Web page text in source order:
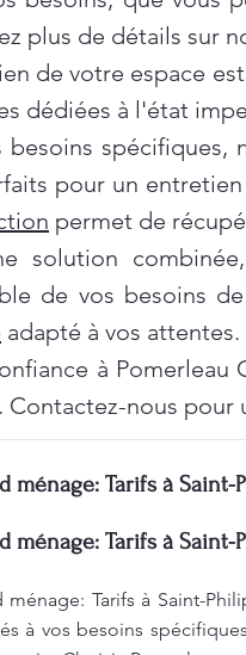
plus de détails sur
de votre espace
dédiées à l'état
besoins spécifiques,
pour un
permet de
solution
de vos besoins
adapté à vos attentes.
à
Contactez-nous
ménage: Tarifs à Saint-
ménage: Tarifs à
ménage: Tarifs à Saint-
à vos besoins